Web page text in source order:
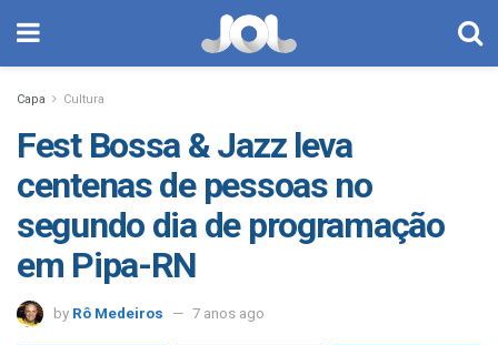
Capa Cultura
Fest Bossa & Jazz leva
centenas de pessoas no
segundo dia de programação
em Pipa-RN
by Rô Medeiros 7 anos ago